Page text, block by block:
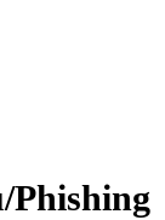
Phishing